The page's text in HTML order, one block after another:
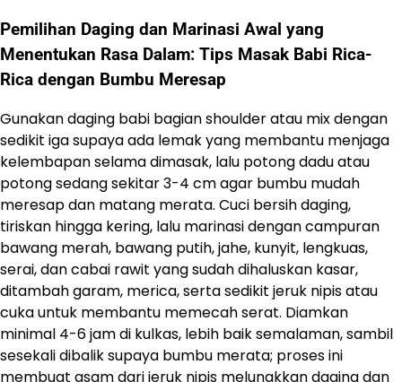
Pemilihan Daging dan Marinasi Awal yang
Menentukan Rasa Dalam: Tips Masak Babi Rica-
Rica dengan Bumbu Meresap
Gunakan daging babi bagian shoulder atau mix dengan
sedikit iga supaya ada lemak yang membantu menjaga
kelembapan selama dimasak, lalu potong dadu atau
potong sedang sekitar 3-4 cm agar bumbu mudah
meresap dan matang merata. Cuci bersih daging,
tiriskan hingga kering, lalu marinasi dengan campuran
bawang merah, bawang putih, jahe, kunyit, lengkuas,
serai, dan cabai rawit yang sudah dihaluskan kasar,
ditambah garam, merica, serta sedikit jeruk nipis atau
cuka untuk membantu memecah serat. Diamkan
minimal 4-6 jam di kulkas, lebih baik semalaman, sambil
sesekali dibalik supaya bumbu merata; proses ini
membuat asam dari jeruk nipis melunakkan daging dan